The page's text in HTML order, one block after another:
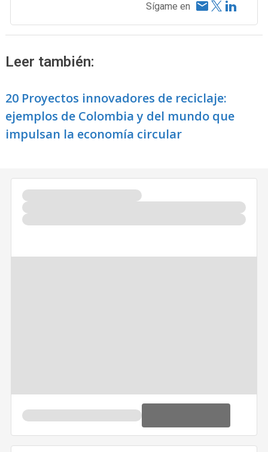
Sígame en
Leer también:
20 Proyectos innovadores de reciclaje:
ejemplos de Colombia y del mundo que
impulsan la economía circular